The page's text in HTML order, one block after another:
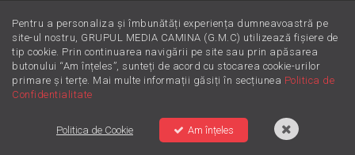
Hiturile se ascultă la !
Pentru a personaliza și îmbunătăți experiența dumneavoastră pe
site-ul nostru, GRUPUL MEDIA CAMINA (G.M.C) utilizează fișiere de
tip cookie. Prin continuarea navigării pe site sau prin apăsarea
butonului “Am înțeles”, sunteți de acord cu stocarea cookie-urilor
primare și terțe. Mai multe informații găsiți în secțiunea Politica de
Confidentialitate
Politica de Cookie Am înțeles